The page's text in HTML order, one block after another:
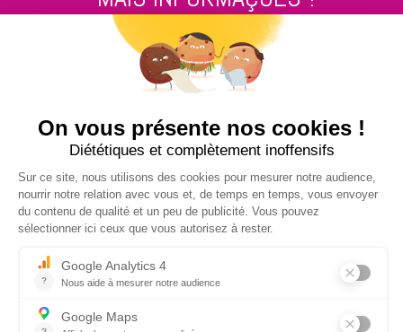
Contacte-nos pelo +33 2 99 14 64 81
ENVIE-NOS UMA MENSAGEM !
NUCLEUS - S.A.S.
7, rue des Orchidées Le Bourg Nouveau
FR35650 LE RHEU - FRANCE
+33 2 99 14 64 81